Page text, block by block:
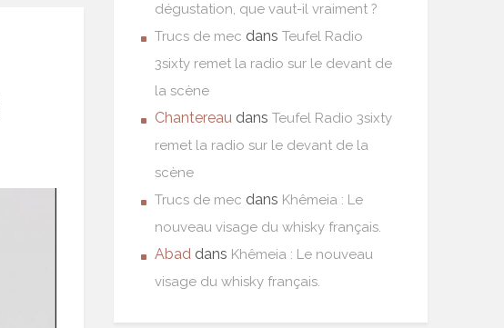
dégustation, que vaut-il vraiment ?
Trucs de mec dans Teufel Radio
3sixty remet la radio sur le devant de
la scène
Chantereau dans Teufel Radio 3sixty
remet la radio sur le devant de la
scène
Trucs de mec dans Khêmeia : Le
nouveau visage du whisky français.
Abad dans Khêmeia : Le nouveau
visage du whisky français.